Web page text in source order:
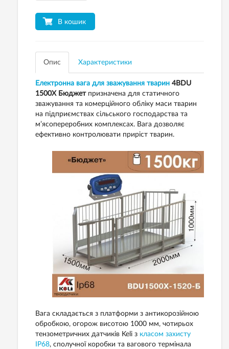
В кошик
Опис Характеристики
Електронна вага для зважування тварин 4BDU
1500X Бюджетпризначена для статичного
зважування та комерційного обліку маси тварин
на підприємствах сільського господарства та
м’ясопереробних комплексах. Вага дозволяє
ефективно контролювати приріст тварин.
Вага складається з платформи з антикорозійною
обробкою, огорож висотою 1000 мм, чотирьох
тензометричних датчиків Keli з класом захисту
IP68, сполучної коробки та вагового термінала